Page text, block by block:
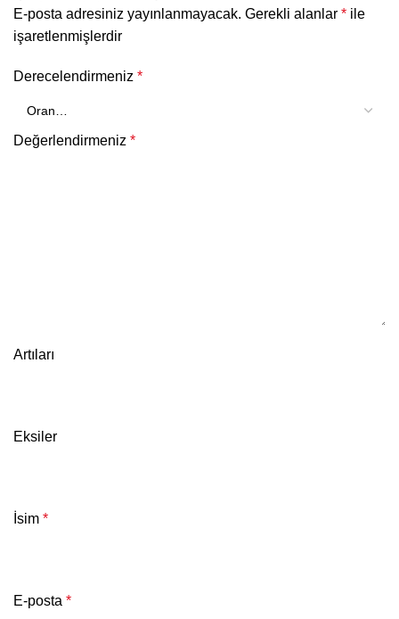
E-posta adresiniz yayınlanmayacak. Gerekli alanlar * ile
işaretlenmişlerdir
Derecelendirmeniz *
Değerlendirmeniz *
Artıları
Eksiler
İsim *
E-posta *